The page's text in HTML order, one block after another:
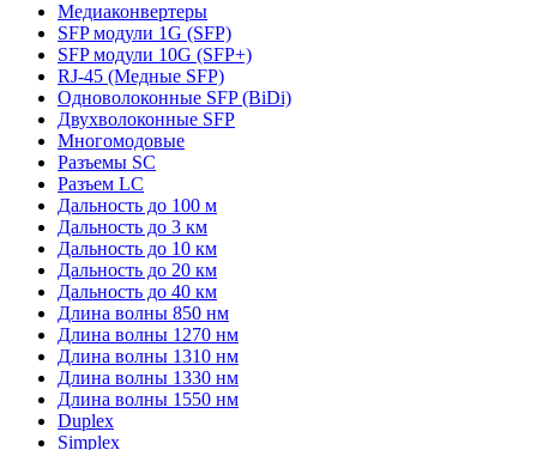
Медиаконвертеры
SFP модули 1G (SFP)
SFP модули 10G (SFP+)
RJ-45 (Медные SFP)
Одноволоконные SFP (BiDi)
Двухволоконные SFP
Многомодовые
Разъемы SC
Разъем LC
Дальность до 100 м
Дальность до 3 км
Дальность до 10 км
Дальность до 20 км
Дальность до 40 км
Длина волны 850 нм
Длина волны 1270 нм
Длина волны 1310 нм
Длина волны 1330 нм
Длина волны 1550 нм
Duplex
Simplex